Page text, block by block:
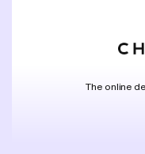
The online